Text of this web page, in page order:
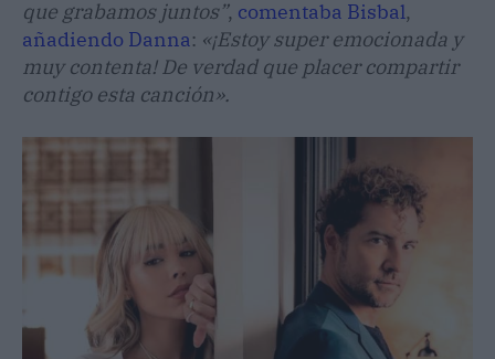
que grabamos juntos”, comentaba Bisbal,
añadiendo Danna: «¡Estoy super emocionada y
muy contenta! De verdad que placer compartir
contigo esta canción».